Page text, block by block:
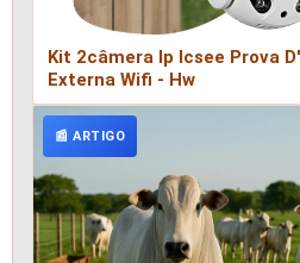
Kit 2câmera Ip Icsee Prova
Externa Wifi - Hw
📰 ARTIGO